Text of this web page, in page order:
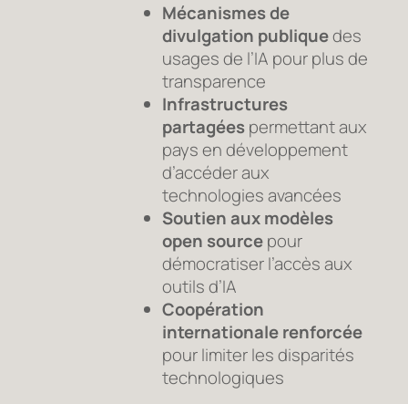
Mécanismes de
divulgation publiquedes
usages de l’IA pour plus de
transparence
Infrastructures
partagéespermettant aux
pays en développement
d’accéder aux
technologies avancées
Soutien aux modèles
open sourcepour
démocratiser l’accès aux
outils d’IA
Coopération
internationale renforcée
pour limiter les disparités
technologiques